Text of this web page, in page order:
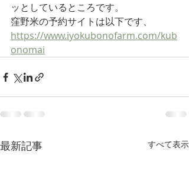
ッとしているところです。
窪野米の予約サイトは以下です、
https://www.iyokubonofarm.com/kub
onomai
最新記事 すべて表示